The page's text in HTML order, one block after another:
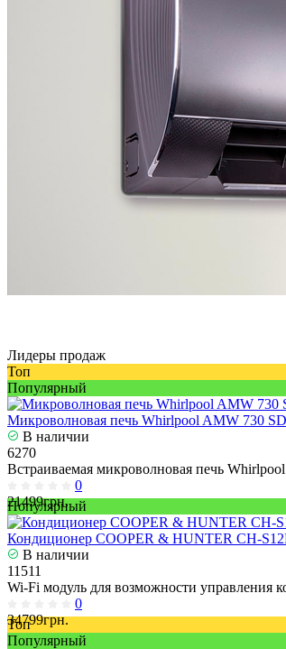
Лидеры продаж
Топ
Популярный
Микроволновая печь Whirlpool AMW 730 SD
В наличии
6270
Встраиваемая микроволновая печь
0
21499грн.
Популярный
Кондиционер COOPER & HUNTER CH-
В наличии
11511
Wi-Fi модуль для возможности
0
34799грн.
Топ
Популярный